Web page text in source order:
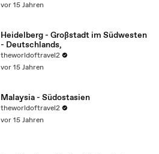
vor 15 Jahren
Heidelberg - Großstadt im Südwesten
- Deutschlands,
theworldoftravel2
vor 15 Jahren
Malaysia - Südostasien
theworldoftravel2
vor 15 Jahren